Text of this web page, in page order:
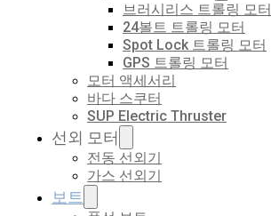
브러시리스 트롤링 모터
24볼트 트롤링 모터
Spot Lock 트롤링 모터
GPS 트롤링 모터
모터 액세서리
바다 스쿠터
SUP Electric Thruster
선외 모터
전동 선외기
가스 선외기
보트